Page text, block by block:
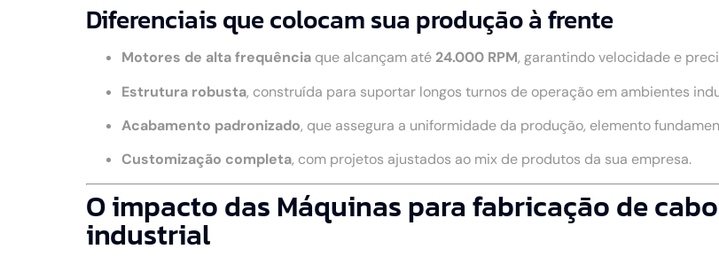
Diferenciais que colocam sua produção à frente
Motores de alta frequência que alcançam até 24.000 RPM, garantindo velocidade e
Estrutura robusta, construída para suportar longos turnos de operação em ambientes
Acabamento padronizado, que assegura a uniformidade da produção, elemento
Customização completa, com projetos ajustados ao mix de produtos da sua empresa.
O impacto das Máquinas para fabricação de
industrial